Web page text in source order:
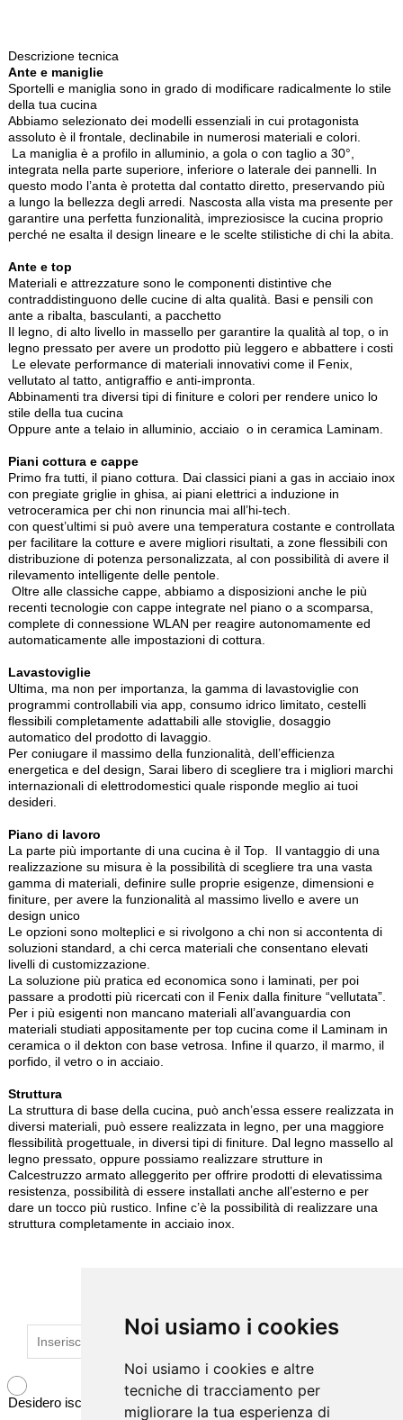
Noi usiamo i cookies
Noi usiamo i cookies e altre
tecniche di tracciamento per
migliorare la tua esperienza di
Noi usiamo i cookies
Noi usiamo i cookies e altre
tecniche di tracciamento per
migliorare la tua esperienza di
Descrizione tecnica
Ante e maniglie
Sportelli e maniglia sono in grado di modificare radicalmente lo stile
della tua cucina
Abbiamo selezionato dei modelli essenziali in cui protagonista
assoluto è il frontale, declinabile in numerosi materiali e colori.
La maniglia è a profilo in alluminio, a gola o con taglio a 30°,
integrata nella parte superiore, inferiore o laterale dei pannelli. In
questo modo l’anta è protetta dal contatto diretto, preservando più
a lungo la bellezza degli arredi. Nascosta alla vista ma presente per
garantire una perfetta funzionalità, impreziosisce la cucina proprio
perché ne esalta il design lineare e le scelte stilistiche di chi la abita.
Ante e top
Materiali e attrezzature sono le componenti distintive che
contraddistinguono delle cucine di alta qualità. Basi e pensili con
ante a ribalta, basculanti, a pacchetto
Il legno, di alto livello in massello per garantire la qualità al top, o in
legno pressato per avere un prodotto più leggero e abbattere i costi
Le elevate performance di materiali innovativi come il Fenix,
vellutato al tatto, antigraffio e anti-impronta.
Abbinamenti tra diversi tipi di finiture e colori per rendere unico lo
stile della tua cucina
Oppure ante a telaio in alluminio, acciaio o in ceramica Laminam.
Piani cottura e cappe
Primo fra tutti, il piano cottura. Dai classici piani a gas in acciaio inox
con pregiate griglie in ghisa, ai piani elettrici a induzione in
vetroceramica per chi non rinuncia mai all’hi-tech.
con quest’ultimi si può avere una temperatura costante e controllata
per facilitare la cotture e avere migliori risultati, a zone flessibili con
distribuzione di potenza personalizzata, al con possibilità di avere il
rilevamento intelligente delle pentole.
Oltre alle classiche cappe, abbiamo a disposizioni anche le più
recenti tecnologie con cappe integrate nel piano o a scomparsa,
complete di connessione WLAN per reagire autonomamente ed
automaticamente alle impostazioni di cottura.
Lavastoviglie
Ultima, ma non per importanza, la gamma di lavastoviglie con
programmi controllabili via app, consumo idrico limitato, cestelli
flessibili completamente adattabili alle stoviglie, dosaggio
automatico del prodotto di lavaggio.
Per coniugare il massimo della funzionalità, dell’efficienza
energetica e del design, Sarai libero di scegliere tra i migliori marchi
internazionali di elettrodomestici quale risponde meglio ai tuoi
desideri.
Piano di lavoro
La parte più importante di una cucina è il Top. Il vantaggio di una
realizzazione su misura è la possibilità di scegliere tra una vasta
gamma di materiali, definire sulle proprie esigenze, dimensioni e
finiture, per avere la funzionalità al massimo livello e avere un
design unico
Le opzioni sono molteplici e si rivolgono a chi non si accontenta di
soluzioni standard, a chi cerca materiali che consentano elevati
livelli di customizzazione.
La soluzione più pratica ed economica sono i laminati, per poi
passare a prodotti più ricercati con il Fenix dalla finiture “vellutata”.
Per i più esigenti non mancano materiali all’avanguardia con
materiali studiati appositamente per top cucina come il Laminam in
ceramica o il dekton con base vetrosa. Infine il quarzo, il marmo, il
porfido, il vetro o in acciaio.
Struttura
La struttura di base della cucina, può anch’essa essere realizzata in
diversi materiali, può essere realizzata in legno, per una maggiore
flessibilità progettuale, in diversi tipi di finiture. Dal legno massello al
legno pressato, oppure possiamo realizzare strutture in
Calcestruzzo armato alleggerito per offrire prodotti di elevatissima
resistenza, possibilità di essere installati anche all’esterno e per
dare un tocco più rustico. Infine c’è la possibilità di realizzare una
struttura completamente in acciaio inox.
Desidero iscrivermi alla newsletter